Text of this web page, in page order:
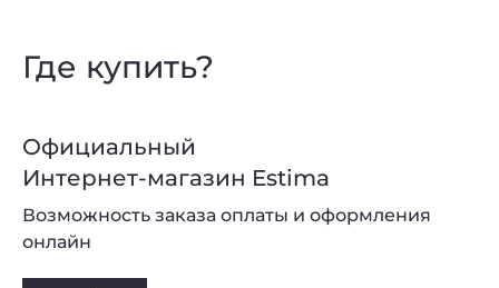
Где купить?
Официальный
Интернет-магазин Estima
Возможность заказа оплаты и оформления
онлайн